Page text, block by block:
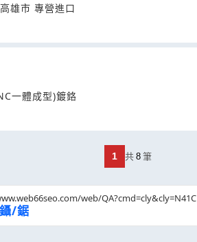
宇揚企業有限公司 金太祥關係企業，位於高雄市 專營進口
一體成型)鍍鉻
1 共 8 筆
web/QA?cmd=cly&cly=N41C
/鋸